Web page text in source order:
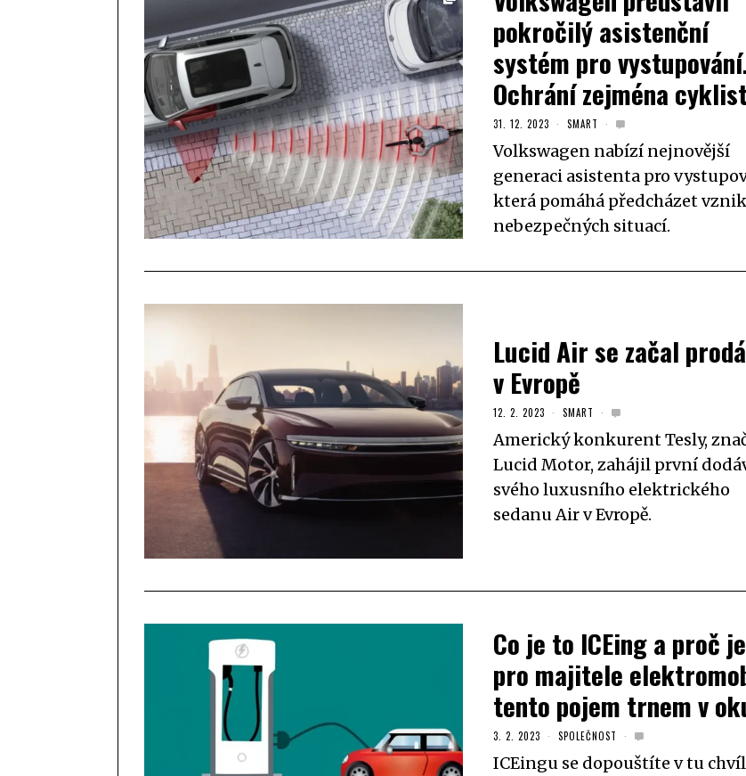
pokročilý asistenční
systém pro
Ochrání zejména
31. 12. 2023 SMART
Volkswagen nabízí nejnovější
generaci asistenta pro
která pomáhá předcházet
nebezpečných situací.
Lucid Air se začal
v Evropě
12. 2. 2023 SMART
Americký konkurent Tesly,
Lucid Motor, zahájil první
svého luxusního elektrického
sedanu Air v Evropě.
Co je to ICEing a proč je
pro majitele
tento pojem trnem v
3. 2. 2023 SPOLEČNOST
ICEingu se dopouštíte v tu